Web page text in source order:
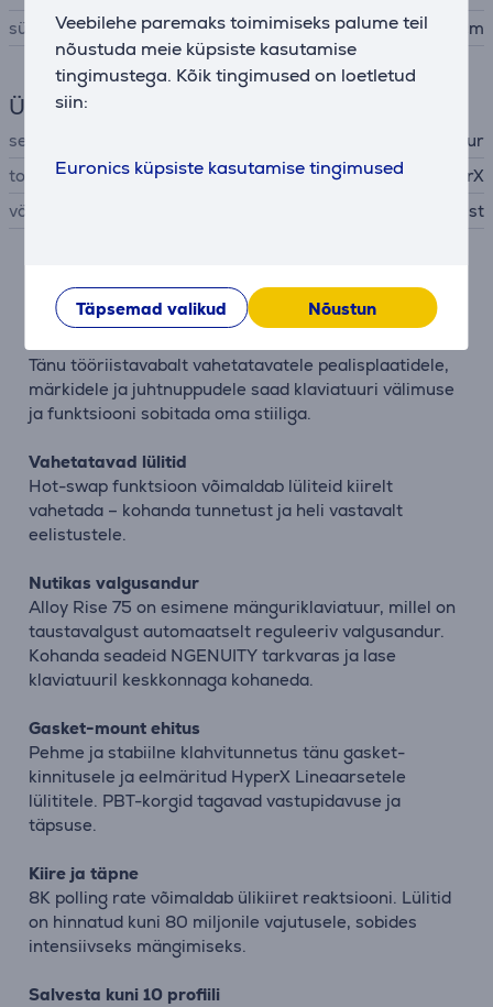
Veebilehe paremaks toimimiseks palume teil
nõustuda meie küpsiste kasutamise
tingimustega. Kõik tingimused on loetletud
siin:
Euronics küpsiste kasutamise tingimused
Täpsemad valikud Nõustun
sügavus
14,22 cm
Üldine parameeter
seadme tüüp
juhtmega klaviatuur
tootja
HyperX
värv
must
Kirjeldus
Tänu tööriistavabalt vahetatavatele pealisplaatidele,
märkidele ja juhtnuppudele saad klaviatuuri välimuse
ja funktsiooni sobitada oma stiiliga.
Vahetatavad lülitid
Hot-swap funktsioon võimaldab lüliteid kiirelt
vahetada – kohanda tunnetust ja heli vastavalt
eelistustele.
Nutikas valgusandur
Alloy Rise 75 on esimene mänguriklaviatuur, millel on
taustavalgust automaatselt reguleeriv valgusandur.
Kohanda seadeid NGENUITY tarkvaras ja lase
klaviatuuril keskkonnaga kohaneda.
Gasket-mount ehitus
Pehme ja stabiilne klahvitunnetus tänu gasket-
kinnitusele ja eelmäritud HyperX Lineaarsetele
lülititele. PBT-korgid tagavad vastupidavuse ja
täpsuse.
Kiire ja täpne
8K polling rate võimaldab ülikiiret reaktsiooni. Lülitid
on hinnatud kuni 80 miljonile vajutusele, sobides
intensiivseks mängimiseks.
Salvesta kuni 10 profiili